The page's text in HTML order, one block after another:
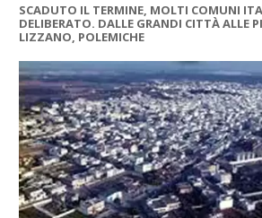
SCADUTO IL TERMINE, MOLTI COMUNI
DELIBERATO. DALLE GRANDI CITTÀ ALLE
LIZZANO, POLEMICHE